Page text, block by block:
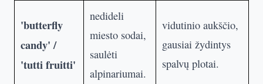
'butterfly
candy' /
'tutti fruitti'
nedideli
miesto sodai,
saulėti
alpinariumai.
vidutinio aukščio,
gausiai žydintys
spalvų plotai.